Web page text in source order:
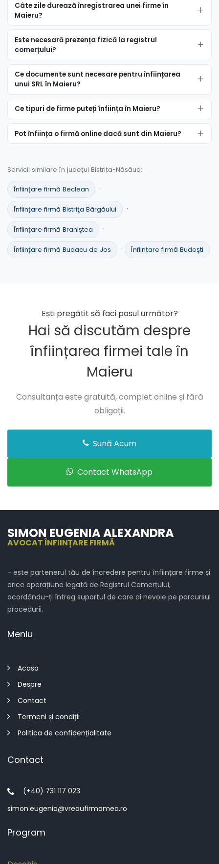
Câte zile durează înregistrarea unei firme în
Maieru?
Este necesară prezența fizică la registrul
comerțului?
Ce documente sunt necesare pentru înființarea
unui SRL în Maieru?
Ce tipuri de firme puteți înființa în Maieru?
Pot înființa o firmă online dacă sunt din Maieru?
Servicii similare în județul Bistrița-Năsăud:
Înființare firmă Beclean ·
Înființare firmă Bistriţa Bârgăului ·
Înființare firmă Braniştea ·
Înființare firmă Budacu de Jos · Înființare firmă Budeşti
Ești pregătit să faci pasul următor?
Hai să discutăm despre
înființarea firmei tale în
Maieru
Consultanța este gratuită, complet online și fără
obligații.
Sună Acum
Contact WhatsApp
SIMON EUGENIA ALEXANDRA
AVOCAT ÎNFIINȚARE FIRMĂ
- este partenerul tău de încredere pentru înființare firme și
orice operațiune legată de Registrul Comerțului,
acordându-ți întreg suportul de care ai nevoie pe parcursul
procedurii.
Meniu
Acasa
Despre
Contact
Termeni și condiții
Politica de confidențialitate
Contact
(+40) 731 117 023
simon.eugenia@vreaufirmamea.ro
Program